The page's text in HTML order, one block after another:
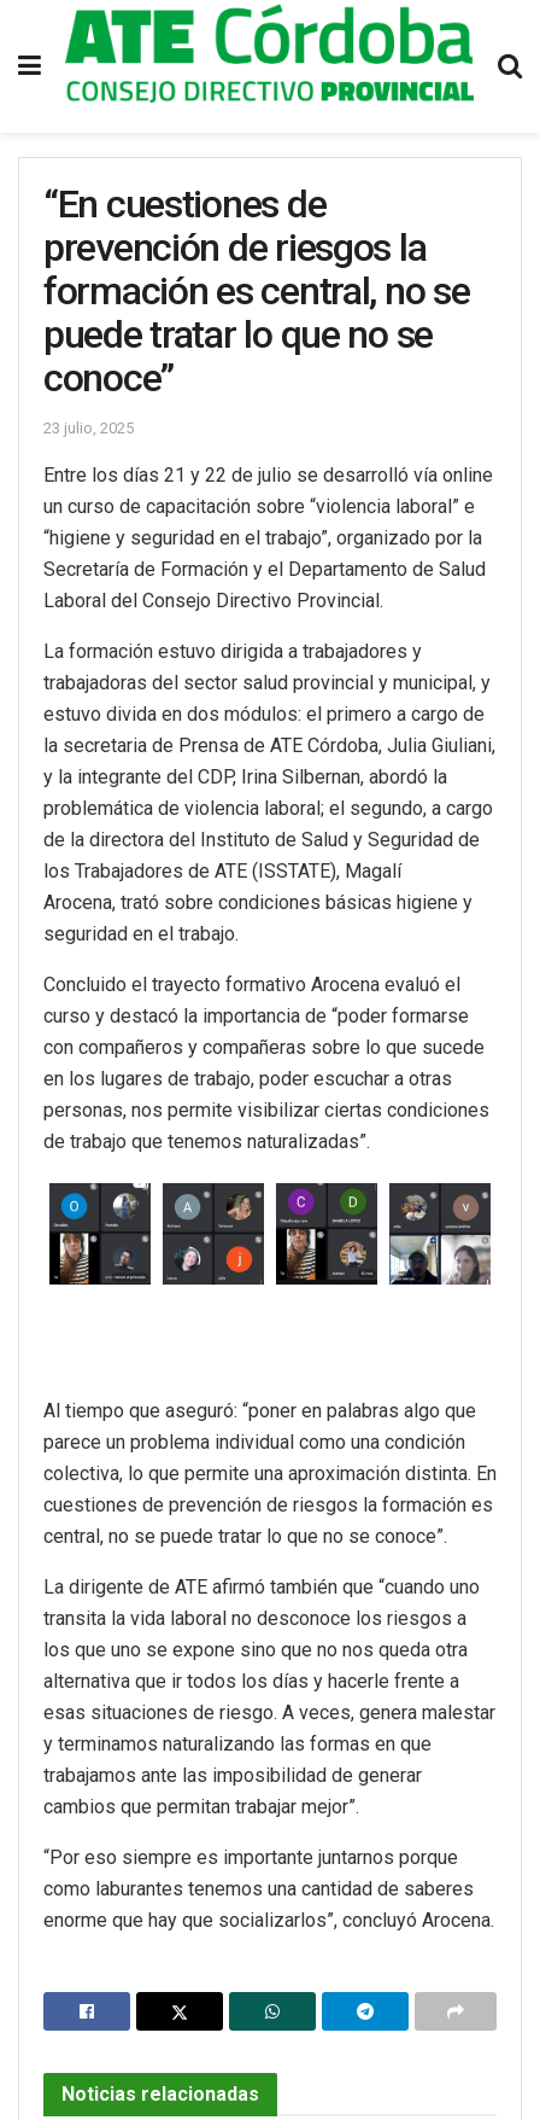
“En cuestiones de
prevención de riesgos la
formación es central, no se
puede tratar lo que no se
conoce”
23 julio, 2025
Entre los días 21 y 22 de julio se desarrolló vía online
un curso de capacitación sobre “violencia laboral” e
“higiene y seguridad en el trabajo”, organizado por la
Secretaría de Formación y el Departamento de Salud
Laboral del Consejo Directivo Provincial.
La formación estuvo dirigida a trabajadores y
trabajadoras del sector salud provincial y municipal, y
estuvo divida en dos módulos: el primero a cargo de
la secretaria de Prensa de ATE Córdoba, Julia Giuliani,
y la integrante del CDP, Irina Silbernan, abordó la
problemática de violencia laboral; el segundo, a cargo
de la directora del Instituto de Salud y Seguridad de
los Trabajadores de ATE (ISSTATE), Magalí
Arocena, trató sobre condiciones básicas higiene y
seguridad en el trabajo.
Concluido el trayecto formativo Arocena evaluó el
curso y destacó la importancia de “poder formarse
con compañeros y compañeras sobre lo que sucede
en los lugares de trabajo, poder escuchar a otras
personas, nos permite visibilizar ciertas condiciones
de trabajo que tenemos naturalizadas”.
Al tiempo que aseguró: “poner en palabras algo que
parece un problema individual como una condición
colectiva, lo que permite una aproximación distinta. En
cuestiones de prevención de riesgos la formación es
central, no se puede tratar lo que no se conoce”.
La dirigente de ATE afirmó también que “cuando uno
transita la vida laboral no desconoce los riesgos a
los que uno se expone sino que no nos queda otra
alternativa que ir todos los días y hacerle frente a
esas situaciones de riesgo. A veces, genera malestar
y terminamos naturalizando las formas en que
trabajamos ante las imposibilidad de generar
cambios que permitan trabajar mejor”.
“Por eso siempre es importante juntarnos porque
como laburantes tenemos una cantidad de saberes
enorme que hay que socializarlos”, concluyó Arocena.
Noticias relacionadas